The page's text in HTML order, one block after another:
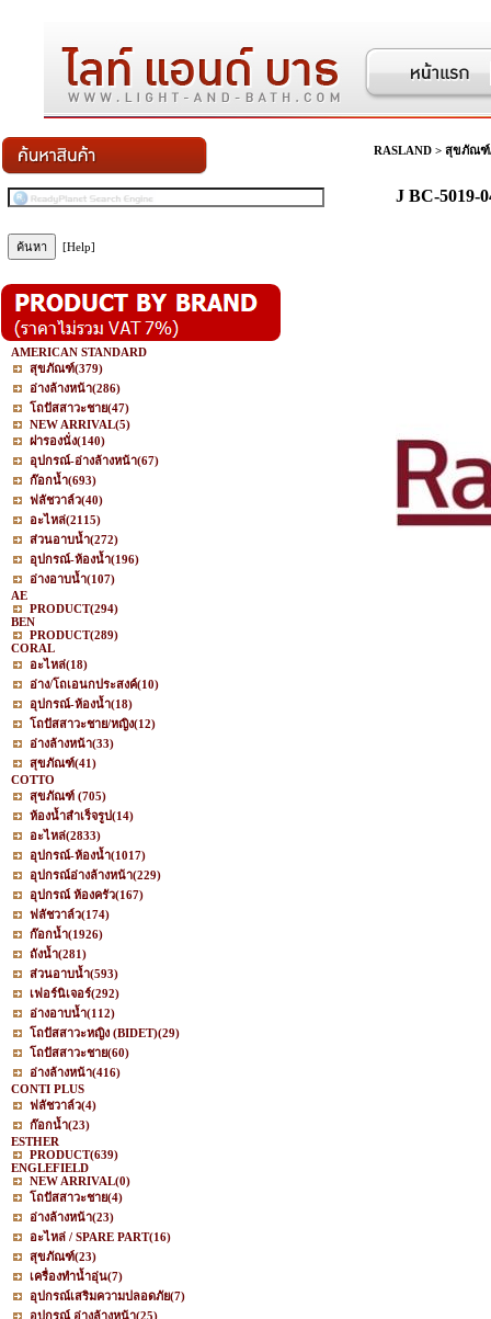
[Help]
AMERICAN STANDARD
สุขภัณฑ์(379)
อ่างล้างหน้า(286)
โถปัสสาวะชาย(47)
NEW ARRIVAL(5)
ฝารองนั่ง(140)
อุปกรณ์-อ่างล้างหน้า(67)
ก๊อกน้ำ(693)
ฟลัชวาล์ว(40)
อะไหล่(2115)
ส่วนอาบน้ำ(272)
อุปกรณ์-ห้องน้ำ(196)
อ่างอาบน้ำ(107)
AE
PRODUCT(294)
BEN
PRODUCT(289)
CORAL
อะไหล่(18)
อ่าง/โถเอนกประสงค์(10)
อุปกรณ์-ห้องน้ำ(18)
โถปัสสาวะชาย/หญิง(12)
อ่างล้างหน้า(33)
สุขภัณฑ์(41)
COTTO
สุขภัณฑ์ (705)
ห้องน้ำสำเร็จรูป(14)
อะไหล่(2833)
อุปกรณ์-ห้องน้ำ(1017)
อุปกรณ์อ่างล้างหน้า(229)
อุปกรณ์ ห้องครัว(167)
ฟลัชวาล์ว(174)
ก๊อกน้ำ(1926)
ถังน้ำ(281)
ส่วนอาบน้ำ(593)
เฟอร์นิเจอร์(292)
อ่างอาบน้ำ(112)
โถปัสสาวะหญิง (BIDET)(29)
โถปัสสาวะชาย(60)
อ่างล้างหน้า(416)
CONTI PLUS
ฟลัชวาล์ว(4)
ก๊อกน้ำ(23)
ESTHER
PRODUCT(639)
ENGLEFIELD
NEW ARRIVAL(0)
โถปัสสาวะชาย(4)
อ่างล้างหน้า(23)
อะไหล่ / SPARE PART(16)
สุขภัณฑ์(23)
เครื่องทำน้ำอุ่น(7)
อุปกรณ์เสริมความปลอดภัย(7)
อุปกรณ์ อ่างล้างหน้า(25)
RASLAND > สุขภัณฑ์/
J BC-